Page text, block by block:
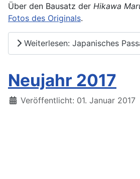
Über den Bausatz der Hikawa
Fotos des Originals.
Weiterlesen: Japanisches
Neujahr 2017
Details
Veröffentlicht: 01. Januar 2017